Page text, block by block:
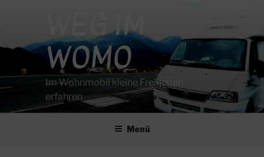
WEG IM
WOMO
Im Wohnmobil kleine Freiheiten
erfahren
Menü